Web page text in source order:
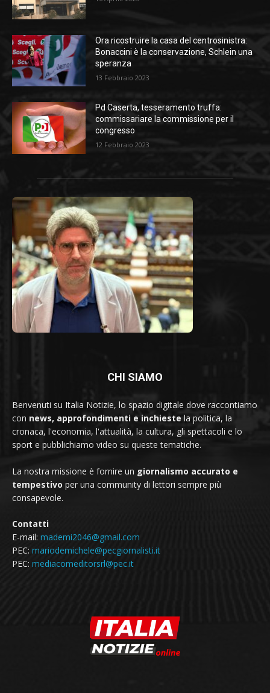
Ora ricostruire la casa del centrosinistra:
Bonaccini è la conservazione, Schlein una
speranza
13 Febbraio 2023
Pd Caserta, tesseramento truffa:
commissariare la commissione per il
congresso
12 Febbraio 2023
CHI SIAMO
Benvenuti su Italia Notizie, lo spazio digitale dove raccontiamo
con news, approfondimenti e inchieste la politica, la
cronaca, l'economia, l'attualità, la cultura, gli spettacoli e lo
sport e pubblichiamo video su queste tematiche.
La nostra missione è fornire un giornalismo accurato e
tempestivo per una community di lettori sempre più
consapevole.
Contatti
E-mail: mademi2046@gmail.com
PEC: mariodemichele@pecgiornalisti.it
PEC: mediacomeditorsrl@pec.it